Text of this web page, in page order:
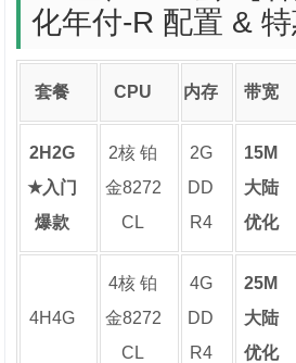
化年付-R 配置 &
套餐 CPU 内存 带宽
2H2G
★入门
爆款
2核 铂
金8272
CL
2G
DD
R4
15M
大陆
优化
4H4G
4核 铂
金8272
CL
4G
DD
R4
25M
大陆
优化